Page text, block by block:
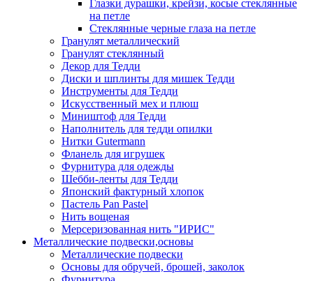
Глазки дурашки, крейзи, косые стеклянные
на петле
Стеклянные черные глаза на петле
Гранулят металлический
Гранулят стеклянный
Декор для Тедди
Диски и шплинты для мишек Тедди
Инструменты для Тедди
Искусственный мех и плюш
Миништоф для Тедди
Наполнитель для тедди опилки
Нитки Gutermann
Фланель для игрушек
Фурнитура для одежды
Шебби-ленты для Тедди
Японский фактурный хлопок
Пастель Pan Pastel
Нить вощеная
Мерсеризованная нить "ИРИС"
Металлические подвески,основы
Металлические подвески
Основы для обручей, брошей, заколок